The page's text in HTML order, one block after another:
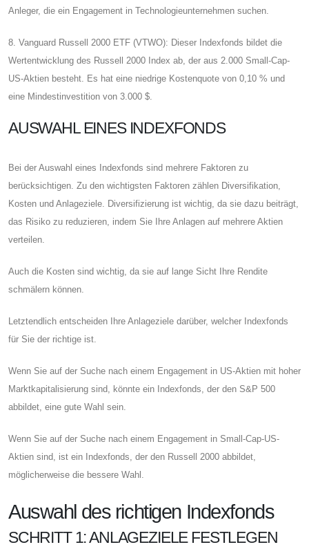
Anleger, die ein Engagement in Technologieunternehmen suchen.
8. Vanguard Russell 2000 ETF (VTWO): Dieser Indexfonds bildet die
Wertentwicklung des Russell 2000 Index ab, der aus 2.000 Small-Cap-
US-Aktien besteht. Es hat eine niedrige Kostenquote von 0,10 % und
eine Mindestinvestition von 3.000 $.
AUSWAHL EINES INDEXFONDS
Bei der Auswahl eines Indexfonds sind mehrere Faktoren zu
berücksichtigen. Zu den wichtigsten Faktoren zählen Diversifikation,
Kosten und Anlageziele. Diversifizierung ist wichtig, da sie dazu beiträgt,
das Risiko zu reduzieren, indem Sie Ihre Anlagen auf mehrere Aktien
verteilen.
Auch die Kosten sind wichtig, da sie auf lange Sicht Ihre Rendite
schmälern können.
Letztendlich entscheiden Ihre Anlageziele darüber, welcher Indexfonds
für Sie der richtige ist.
Wenn Sie auf der Suche nach einem Engagement in US-Aktien mit hoher
Marktkapitalisierung sind, könnte ein Indexfonds, der den S&P 500
abbildet, eine gute Wahl sein.
Wenn Sie auf der Suche nach einem Engagement in Small-Cap-US-
Aktien sind, ist ein Indexfonds, der den Russell 2000 abbildet,
möglicherweise die bessere Wahl.
Auswahl des richtigen Indexfonds
SCHRITT 1: ANLAGEZIELE FESTLEGEN